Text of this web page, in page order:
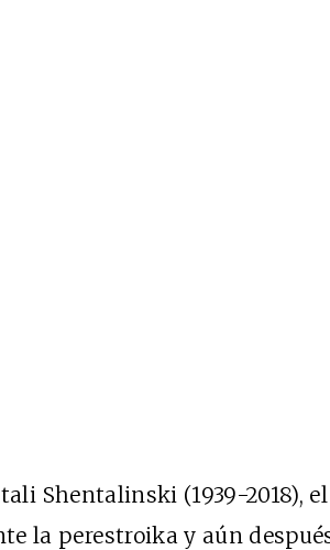
Shentalinski (1939-2018),
la perestroika y aún